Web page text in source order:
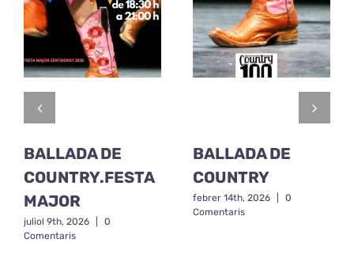
BALLADA DE
COUNTRY.FESTA
MAJOR
juliol 9th, 2026
0
Comentaris
BALLADA DE
COUNTRY
febrer 14th, 2026
0
Comentaris